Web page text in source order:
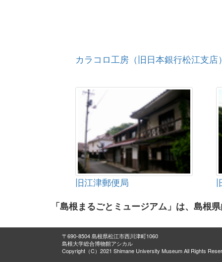
カラコロ工房（旧日本銀行松江支店
旧江津郵便局
「島根まるごとミュージアム」は、島根
〒690-8504 島根県松江市西川津町1060
島根大学総合博物館アシカル
Copyright（C）2021 Shimane University Museum All Rights